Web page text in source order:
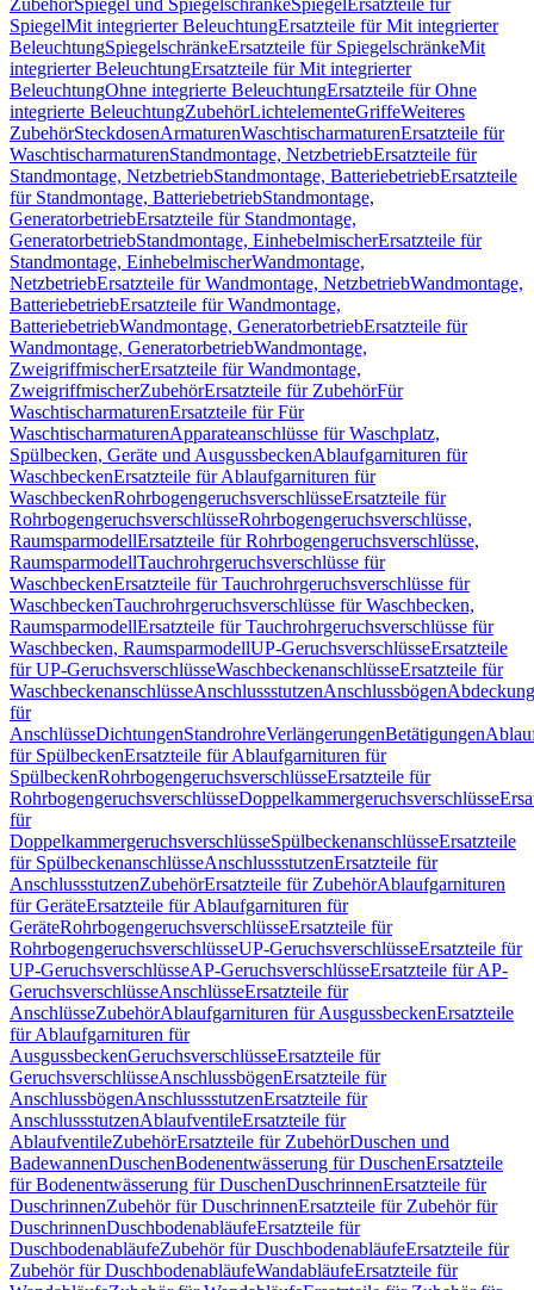
ZubehörSpiegel und SpiegelschränkeSpiegel Ersatzteile für
SpiegelMit integrierter BeleuchtungErsatzteile für Mit integrierter
BeleuchtungSpiegelschränkeErsatzteile für SpiegelschränkeMit
integrierter BeleuchtungErsatzteile für Mit integrierter
BeleuchtungOhne integrierte BeleuchtungErsatzteile für Ohne
integrierte BeleuchtungZubehörLichtelementeGriffeWeiteres
ZubehörSteckdosenArmaturenWaschtischarmaturenErsatzteile für
WaschtischarmaturenStandmontage, NetzbetriebErsatzteile für
Standmontage, NetzbetriebStandmontage, BatteriebetriebErsatzteile
für Standmontage, BatteriebetriebStandmontage,
GeneratorbetriebErsatzteile für Standmontage,
GeneratorbetriebStandmontage, EinhebelmischerErsatzteile für
Standmontage, EinhebelmischerWandmontage,
NetzbetriebErsatzteile für Wandmontage, NetzbetriebWandmontage,
BatteriebetriebErsatzteile für Wandmontage,
BatteriebetriebWandmontage, GeneratorbetriebErsatzteile für
Wandmontage, GeneratorbetriebWandmontage,
ZweigriffmischerErsatzteile für Wandmontage,
ZweigriffmischerZubehörErsatzteile für ZubehörFür
WaschtischarmaturenErsatzteile für Für
WaschtischarmaturenApparateanschlüsse für Waschplatz,
Spülbecken, Geräte und AusgussbeckenAblaufgarnituren für
WaschbeckenErsatzteile für Ablaufgarnituren für
WaschbeckenRohrbogengeruchsverschlüsseErsatzteile für
RohrbogengeruchsverschlüsseRohrbogengeruchsverschlüsse,
RaumsparmodellErsatzteile für Rohrbogengeruchsverschlüsse,
RaumsparmodellTauchrohrgeruchsverschlüsse für
WaschbeckenErsatzteile für Tauchrohrgeruchsverschlüsse für
WaschbeckenTauchrohrgeruchsverschlüsse für Waschbecken,
RaumsparmodellErsatzteile für Tauchrohrgeruchsverschlüsse für
Waschbecken, RaumsparmodellUP-GeruchsverschlüsseErsatzteile
für UP-GeruchsverschlüsseWaschbeckenanschlüsseErsatzteile für
WaschbeckenanschlüsseAnschlussstutzenAnschlussbögen
für
AnschlüsseDichtungenStandrohreVerlängerungenBetätigungen
für SpülbeckenErsatzteile für Ablaufgarnituren für
SpülbeckenRohrbogengeruchsverschlüsseErsatzteile für
RohrbogengeruchsverschlüsseDoppelkammergeruchsverschlüsse
für
DoppelkammergeruchsverschlüsseSpülbeckenanschlüsseErsatzteile
für SpülbeckenanschlüsseAnschlussstutzenErsatzteile für
AnschlussstutzenZubehörErsatzteile für ZubehörAblaufgarnituren
für GeräteErsatzteile für Ablaufgarnituren für
GeräteRohrbogengeruchsverschlüsseErsatzteile für
RohrbogengeruchsverschlüsseUP-GeruchsverschlüsseErsatzteile für
UP-GeruchsverschlüsseAP-GeruchsverschlüsseErsatzteile für AP-
GeruchsverschlüsseAnschlüsseErsatzteile für
AnschlüsseZubehörAblaufgarnituren für AusgussbeckenErsatzteile
für Ablaufgarnituren für
AusgussbeckenGeruchsverschlüsseErsatzteile für
GeruchsverschlüsseAnschlussbögenErsatzteile für
AnschlussbögenAnschlussstutzenErsatzteile für
AnschlussstutzenAblaufventileErsatzteile für
AblaufventileZubehörErsatzteile für ZubehörDuschen und
BadewannenDuschenBodenentwässerung für DuschenErsatzteile
für Bodenentwässerung für DuschenDuschrinnenErsatzteile für
DuschrinnenZubehör für DuschrinnenErsatzteile für Zubehör für
DuschrinnenDuschbodenabläufeErsatzteile für
DuschbodenabläufeZubehör für DuschbodenabläufeErsatzteile für
Zubehör für DuschbodenabläufeWandabläufeErsatzteile für